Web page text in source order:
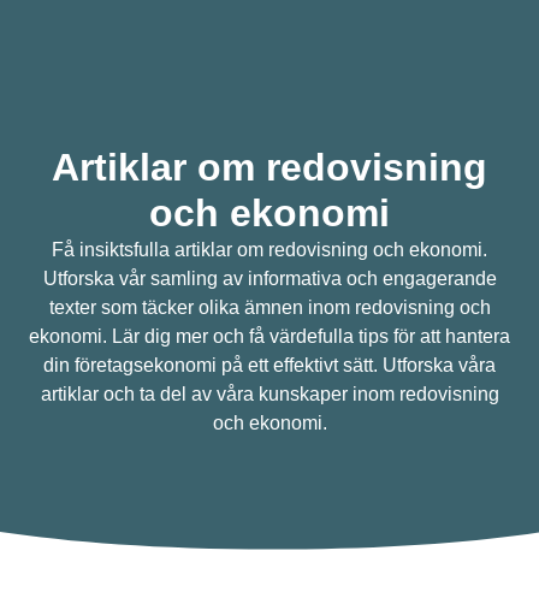
Artiklar om redovisning
och ekonomi
Få insiktsfulla artiklar om redovisning och ekonomi.
Utforska vår samling av informativa och engagerande
texter som täcker olika ämnen inom redovisning och
ekonomi. Lär dig mer och få värdefulla tips för att hantera
din företagsekonomi på ett effektivt sätt. Utforska våra
artiklar och ta del av våra kunskaper inom redovisning
och ekonomi.